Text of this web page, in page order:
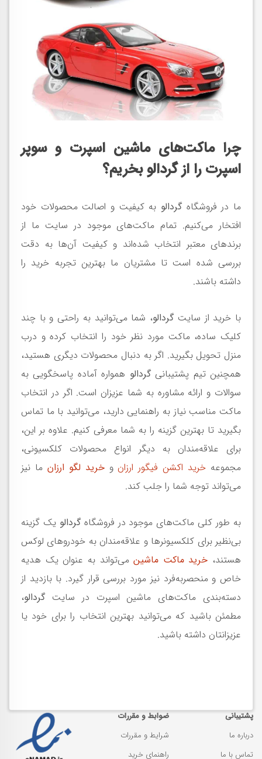
چرا ماکت‌های ماشین اسپرت و سوپر
اسپرت را از گردالو بخریم؟
ما در فروشگاهگردالو به کیفیت و اصالت محصولات خود
افتخار می‌کنیم. تمام ماکت‌های موجود در سایت ما از
برندهای معتبر انتخاب شده‌اند و کیفیت آن‌ها به دقت
بررسی شده است تا مشتریان ما بهترین تجربه خرید را
داشته باشند.
با خرید از سایتگردالو، شما می‌توانید به راحتی و با چند
کلیک ساده، ماکت مورد نظر خود را انتخاب کرده و درب
منزل تحویل بگیرید. اگر به دنبال محصولات دیگری هستید،
همچنین تیم پشتیبانیگردالو همواره آماده پاسخگویی به
سوالات و ارائه مشاوره به شما عزیزان است. اگر در انتخاب
ماکت مناسب نیاز به راهنمایی دارید، می‌توانید با ما تماس
بگیرید تا بهترین گزینه را به شما معرفی کنیم. علاوه بر این،
برای علاقه‌مندان به دیگر انواع محصولات کلکسیونی،
مجموعه خرید اکشن فیگور ارزانوخرید لگو ارزان ما نیز
می‌تواند توجه شما را جلب کند.
به طور کلی ماکت‌های موجود در فروشگاهگردالو یک گزینه
بی‌نظیر برای کلکسیونرها و علاقه‌مندان به خودروهای لوکس
هستند، خرید ماکت ماشینمی‌تواند به عنوان یک هدیه
خاص و منحصربه‌فرد نیز مورد بررسی قرار گیرد. با بازدید از
دسته‌بندی ماکت‌های ماشین اسپرت در سایتگردالو،
مطمئن باشید که می‌توانید بهترین انتخاب را برای خود یا
عزیزانتان داشته باشید.
پشتیبانی
درباره ما
تماس با ما
ضوابط و مقررات
شرایط و مقررات
راهنمای خرید